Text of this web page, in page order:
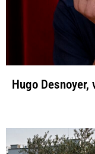
Hugo Desnoyer,